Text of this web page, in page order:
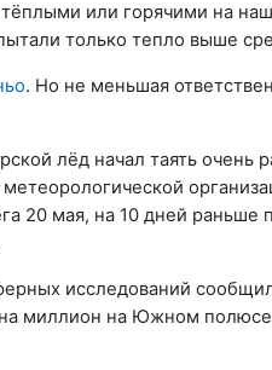
или горячими на
только тепло выше
. Но не меньшая
лёд начал таять
20 мая, на 10 дней раньше
исследований
миллион на Южном